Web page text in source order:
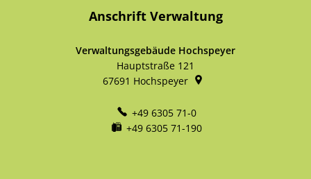
Anschrift Verwaltung
Verwaltungsgebäude Hochspeyer
Hauptstraße 121
67691 Hochspeyer
+49 6305 71-0
+49 6305 71-190